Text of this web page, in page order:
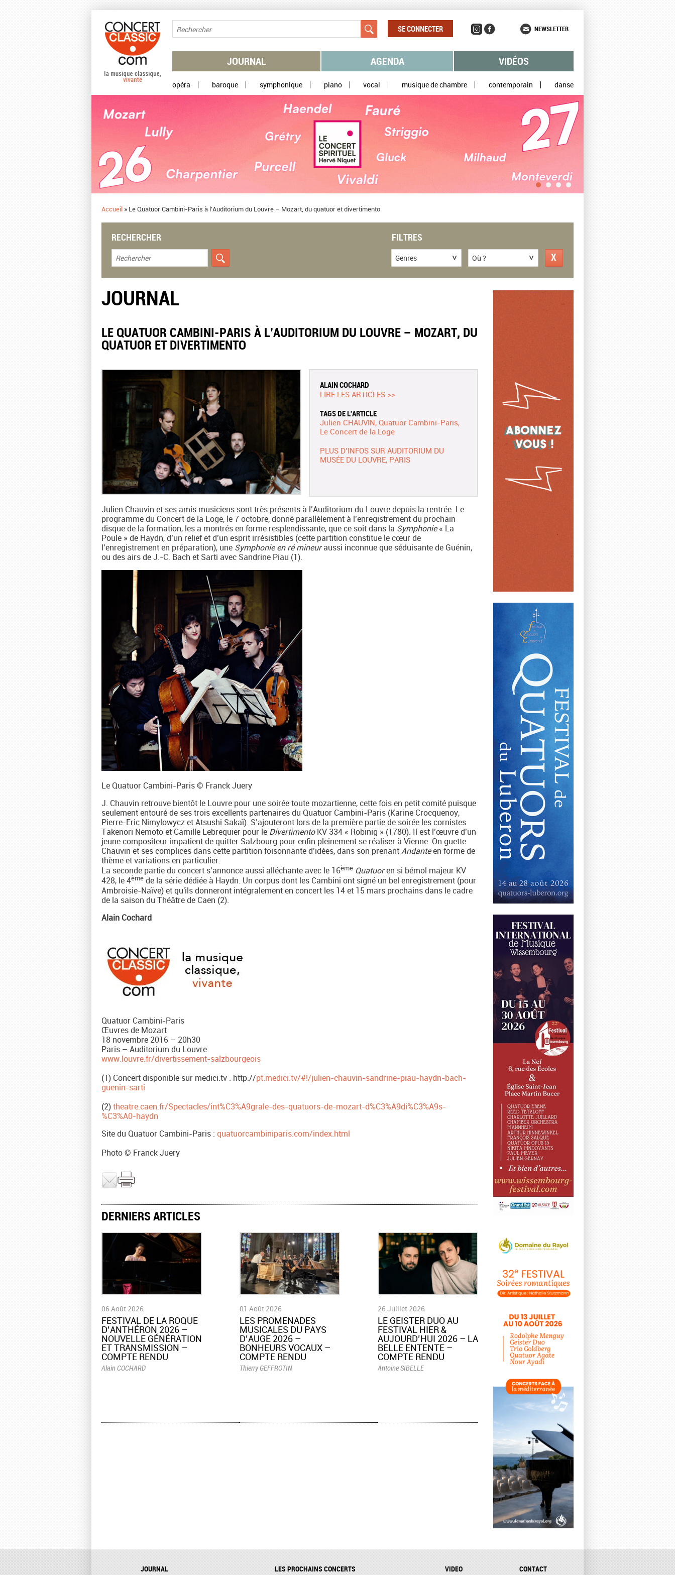
SE CONNECTER NEWSLETTER
JOURNAL AGENDA VIDÉOS
opéra baroque symphonique piano vocal musique de chambre contemporain danse
Accueil » Le Quatuor Cambini-Paris à l’Auditorium du Louvre – Mozart, du quatuor et divertimento
RECHERCHER FILTRES
Genres Où ?
JOURNAL
LE QUATUOR CAMBINI-PARIS À L’AUDITORIUM DU LOUVRE – MOZART, DU
QUATUOR ET DIVERTIMENTO
ALAIN COCHARD
LIRE LES ARTICLES >>
TAGS DE L'ARTICLE
Julien CHAUVIN Quatuor Cambini-Paris
Le Concert de la Loge
PLUS D’INFOS SUR AUDITORIUM DU
MUSÉE DU LOUVRE, PARIS
Julien Chauvin et ses amis musiciens sont très présents à l’Auditorium du Louvre depuis la rentrée. Le
programme du Concert de la Loge, le 7 octobre, donné parallèlement à l’enregistrement du prochain
disque de la formation, les a montrés en forme resplendissante, que ce soit dans la Symphonie« La
Poule » de Haydn, d’un relief et d’un esprit irrésistibles (cette partition constitue le cœur de
l’enregistrement en préparation), une Symphonie en ré mineuraussi inconnue que séduisante de Guénin,
ou des airs de J.-C. Bach et Sarti avec Sandrine Piau (1).
Le Quatuor Cambini-Paris © Franck Juery
J. Chauvin retrouve bientôt le Louvre pour une soirée toute mozartienne, cette fois en petit comité puisque
seulement entouré de ses trois excellents partenaires du Quatuor Cambini-Paris (Karine Crocquenoy,
Pierre-Eric Nimylowycz et Atsushi Sakaï). S’ajouteront lors de la première partie de soirée les cornistes
Takenori Nemoto et Camille Lebrequier pour le DivertimentoKV 334 « Robinig » (1780). Il est l’œuvre d’un
jeune compositeur impatient de quitter Salzbourg pour enfin pleinement se réaliser à Vienne. On guette
Chauvin et ses complices dans cette partition foisonnante d’idées, dans son prenantAndanteen forme de
thème et variations en particulier.
La seconde partie du concert s’annonce aussi alléchante avec le 16ème Quatuoren si bémol majeur KV
428, le 4ème de la série dédiée à Haydn. Un corpus dont les Cambini ont signé un bel enregistrement (pour
Ambroisie-Naïve) et qu'ils donneront intégralement en concert les 14 et 15 mars prochains dans le cadre
de la saison du Théâtre de Caen (2).
Alain Cochard
Quatuor Cambini-Paris
Œuvres de Mozart
18 novembre 2016 – 20h30
Paris – Auditorium du Louvre
www.louvre.fr/divertissement-salzbourgeois
(1) Concert disponible sur medici.tv : http://pt.medici.tv/#!/julien-chauvin-sandrine-piau-haydn-bach-
guenin-sarti
(2)theatre.caen.fr/Spectacles/int%C3%A9grale-des-quatuors-de-mozart-d%C3%A9di%C3%A9s-
%C3%A0-haydn
Site du Quatuor Cambini-Paris : quatuorcambiniparis.com/index.html
Photo © Franck Juery
DERNIERS ARTICLES
06 Août 2026
​FESTIVAL DE LA ROQUE
D’ANTHÉRON 2026 –
NOUVELLE GÉNÉRATION
ET TRANSMISSION –
COMPTE RENDU
Alain COCHARD
01 Août 2026
LES PROMENADES
MUSICALES DU PAYS
D’AUGE 2026 –
BONHEURS VOCAUX –
COMPTE RENDU
Thierry GEFFROTIN
26 Juillet 2026
LE GEISTER DUO AU
FESTIVAL HIER &
AUJOURD’HUI 2026 – LA
BELLE ENTENTE –
COMPTE RENDU
Antoine SIBELLE
JOURNAL LES PROCHAINS CONCERTS VIDEO CONTACT